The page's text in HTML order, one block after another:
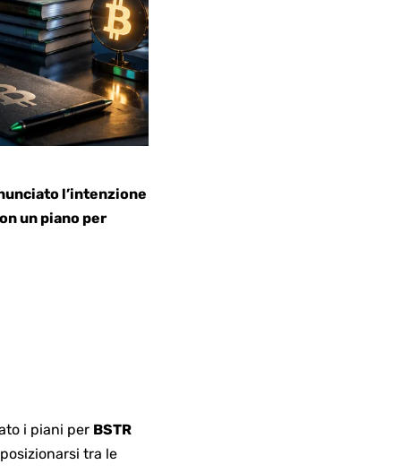
l’intenzione
un piano per
i piani per BSTR
tra le